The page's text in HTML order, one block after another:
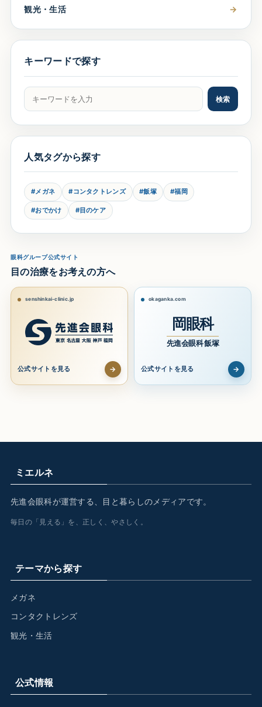
観光・生活 →
キーワードで探す
記事をキーワードで検索 検索
人気タグから探す
#メガネ #コンタクトレンズ #飯塚 #福岡
#おでかけ #目のケア
眼科グループ公式サイト
目の治療をお考えの方へ
senshinkai-clinic.jp
公式サイトを見る →
okaganka.com
岡眼科
先進会眼科 飯塚
公式サイトを見る →
ミエルネ
先進会眼科が運営する、目と暮らしのメディアです。
毎日の「見える」を、正しく、やさしく。
テーマから探す
メガネ
コンタクトレンズ
観光・生活
公式情報